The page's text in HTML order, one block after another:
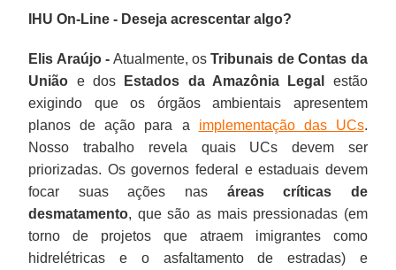
IHU On-Line - Deseja acrescentar algo?
Elis Araújo - Atualmente, osTribunais de Contas da
União e dos Estados da Amazônia Legal
estão
exigindo que os órgãos ambientais apresentem
planos de ação para a implementação das UCs.
Nosso trabalho revela quais UCs devem ser
priorizadas. Os governos federal e estaduais devem
focar suas ações nas áreas críticas de
desmatamento, que são as mais pressionadas (em
torno de projetos que atraem imigrantes como
hidrelétricas e o asfaltamento de estradas) e